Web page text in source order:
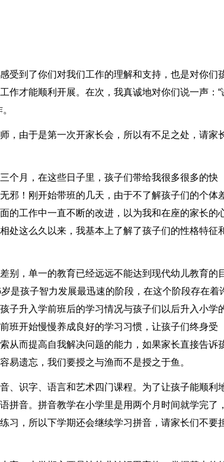
受到了你们对我们工作的理解和支持，也是对你们
作才能顺利开展。在次，我真诚地对你们说一声：“
由于是第一次开家长会，所以有不足之处，请家
个月，在这些日子里，孩子们带给我很多很多的快
邪！刚开始带班的几天，由于不了解孩子们的个体
的工作中一直不断的改进，以为我和在座的家长的
这么久以来，我基本上了解了孩子们的性格特征
别，单一的教育已经远远不能达到现代幼儿教育的
孩子智力发展最迅速的阶段，在这个阶段存在着
子升入学前班后的学习情况与孩子们以后升入小学
班开始慢慢养成良好的学习习惯，让孩子们终身受
从而提高自我解决问题的能力，如果家长直接告诉
易遗忘，我们要授之与渔而不是授之于鱼。
、识字、语言和艺术四门课程。为了让孩子能顺利
拼音。拼音教学在小学里是用两个月时间就学完了，
习，所以下学期还会继续学习拼音，请家长们不要